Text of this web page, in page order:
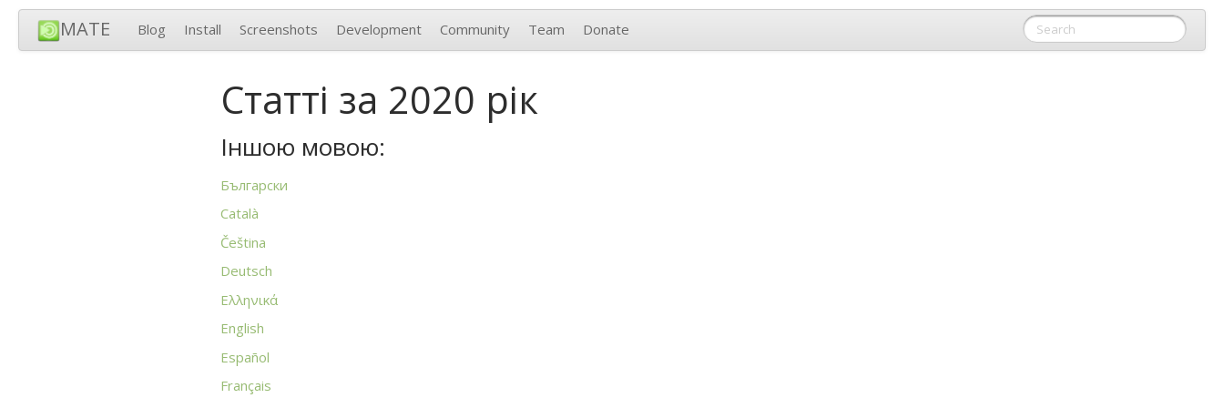
MATE Blog Install Screenshots Development Community Team Donate
Статті за 2020 рік
Іншою мовою:
Български
Català
Čeština
Deutsch
Ελληνικά
English
Español
Français